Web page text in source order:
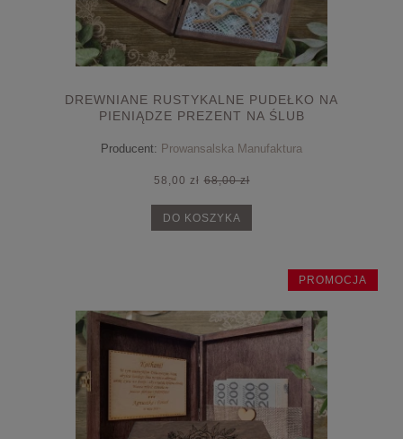
DREWNIANE RUSTYKALNE PUDEŁKO NA
PIENIĄDZE PREZENT NA ŚLUB
Producent: Prowansalska Manufaktura
58,00 zł 68,00 zł
DO KOSZYKA
PROMOCJA